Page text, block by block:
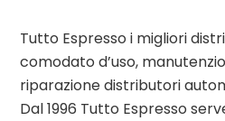
Tutto Espresso i migliori
comodato d’uso,
riparazione distributori
Dal 1996 Tutto Espresso